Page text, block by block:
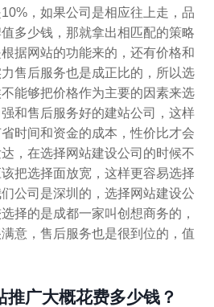
，如果公司是相应往上走，品
多少钱，那就拿出相匹配的策略
据网站的功能来的，还有价格和
售后服务也是成正比的，所以选
能够把价格作为主要的因素来选
和售后服务好的建站公司，这样
时间和资金的成本，性价比才会
，在选择网站建设公司的时候不
把选择面放宽，这样更容易选择
公司是深圳的，选择网站建设公
择的是成都一家叫创想商务的，
意，售后服务也是很到位的，值
推广大概花费多少钱？